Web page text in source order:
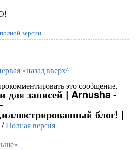
версии
«назадвверх^
это сообщение.
для записей | Arnusha -
блог! |
/Полная версия